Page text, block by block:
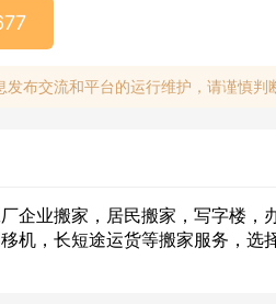
发布交流和平台的运行维护，请谨慎
企业搬家，居民搬家，写字楼，
机，长短途运货等搬家服务，选